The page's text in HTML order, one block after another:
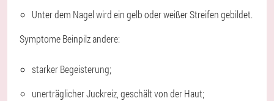
Unter dem Nagel wird ein gelb oder weißer Streifen gebildet.
SymptomeBeinpilzandere:
starker Begeisterung;
unerträglicher Juckreiz, geschält von der Haut;